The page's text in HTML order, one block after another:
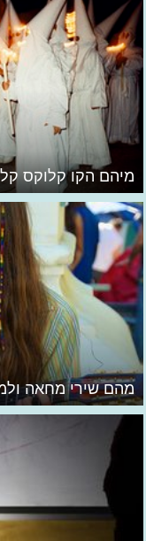
מיהם הקו קלוקס
מהם שירי מחאה